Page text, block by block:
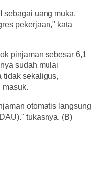
sebagai uang muka.
pekerjaan," kata
pinjaman sebesar 6,1
sudah mulai
tidak sekaligus,
masuk.
otomatis langsung
tukasnya. (B)